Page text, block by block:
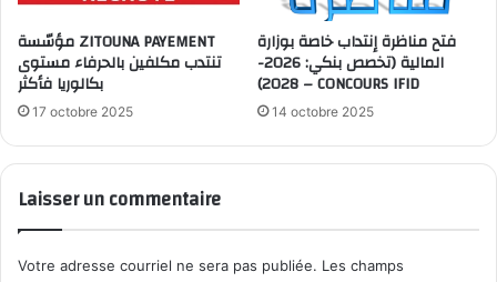
مؤسّسة ZITOUNA PAYEMENT
تنتدب مكلفين بالحرفاء مستوى
بكالوريا فأكثر
17 octobre 2025
فتح مناظرة إنتداب خاصة بوزارة
المالية (تخصص بنكي: 2026-
2028) – CONCOURS IFID
14 octobre 2025
Laisser un commentaire
Votre adresse courriel ne sera pas publiée. Les champs